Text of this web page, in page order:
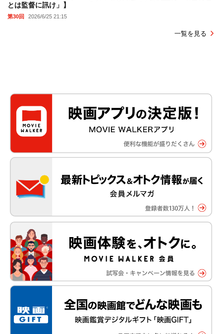
とは監督に訊け」】
第30回 2026/6/25 21:15
一覧を見る